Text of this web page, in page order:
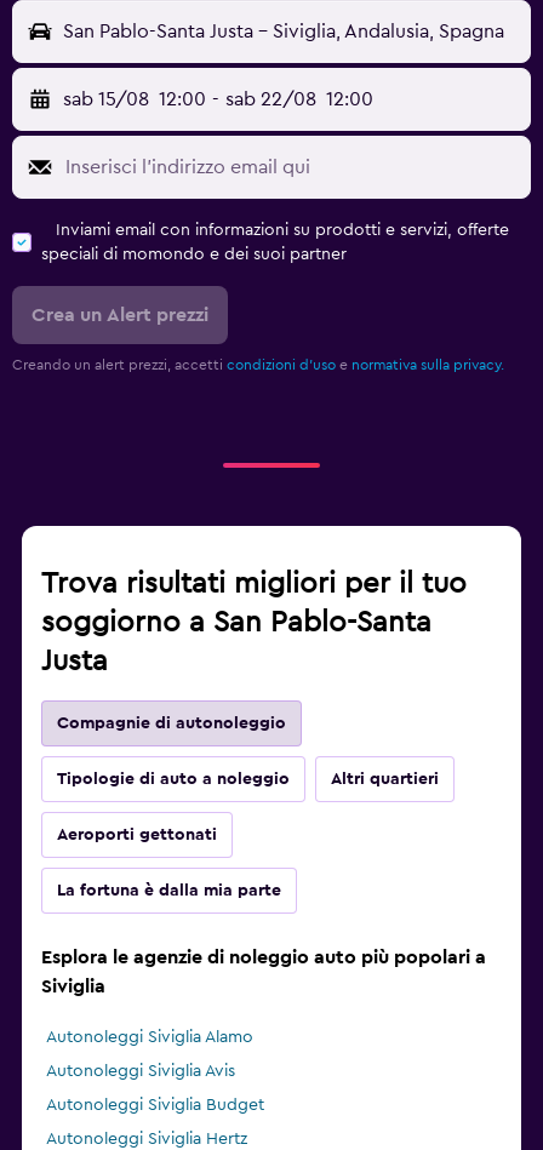
San Pablo-Santa Justa - Siviglia, Andalusia, Spagna
sab 15/08 12:00 - sab 22/08 12:00
Inviami email con informazioni su prodotti e servizi, offerte
speciali di momondo e dei suoi partner
Crea un Alert prezzi
Creando un alert prezzi, accetti condizioni d'uso e normativa sulla privacy.
Trova risultati migliori per il tuo
soggiorno a San Pablo-Santa
Justa
Compagnie di autonoleggio
Tipologie di auto a noleggio Altri quartieri
Aeroporti gettonati
La fortuna è dalla mia parte
Esplora le agenzie di noleggio auto più popolari a
Siviglia
Autonoleggi Siviglia Alamo
Autonoleggi Siviglia Avis
Autonoleggi Siviglia Budget
Autonoleggi Siviglia Hertz